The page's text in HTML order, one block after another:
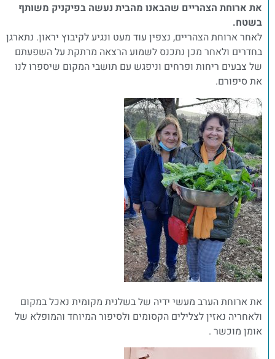
את ארוחת הצהריים שהבאנו מהבית נעשה בפיקניק משותף
בשטח.
לאחר ארוחת הצהריים, נצפין עוד מעט ונגיע לקיבוץ יראון. נתארגן
בחדרים ולאחר מכן נתכנס לשמוע הרצאה מרתקת על השפעתם
של צבעים ריחות ופרחים וניפגש עם תושבי המקום שיספרו לנו
את סיפורם.
את ארוחת הערב מעשי ידיה של בשלנית מקומית נאכל במקום
ולאחריה נאזין לצלילים הקסומים ולסיפור המיוחד והמופלא של
אומן מוכשר .